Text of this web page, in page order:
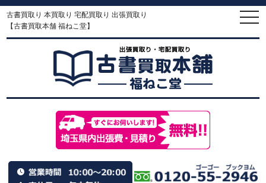
古書買取り 本買取り 宅配買取り 出張買取り
【古書買取本舗 福ねこ堂】